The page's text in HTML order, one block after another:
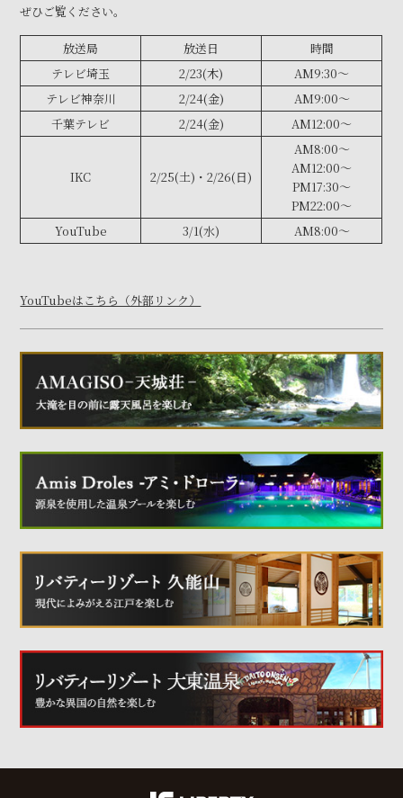
ぜひご覧ください。
放送局 放送日
時間
テレビ埼玉
2/23(木)
AM9:30～
テレビ神奈川
2/24(金)
AM9:00～
千葉テレビ
2/24(金) AM12:00～
IKC 2/25(土)・2/26(日)
AM8:00～
AM12:00～
PM17:30～
PM22:00～
YouTube
3/1(水) AM8:00～
YouTubeはこちら（外部リンク）